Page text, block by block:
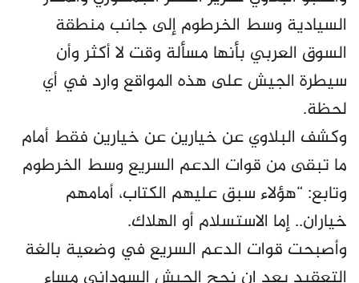
السيادية وسط الخرطوم إلى جانب منطقة
السوق العربي بأنها مسألة وقت لا أكثر وأن
سيطرة الجيش على هذه المواقع وارد في أي
لحظة.
وكشف البلاوي عن خيارين عن خيارين فقط أمام
ما تبقى من قوات الدعم السريع وسط الخرطوم
وتابع: “هؤلاء سبق عليهم الكتاب، أمامهم
خياران.. إما الاستسلام أو الهلاك.
وأصبحت قوات الدعم السريع في وضعية بالغة